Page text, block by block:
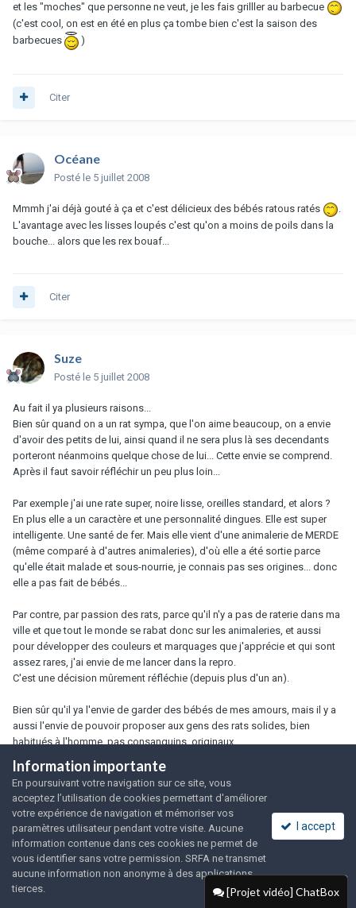
et les "moches" que personne ne veut, je les fais grilller au barbecue
(c'est cool, on est en été en plus ça tombe bien c'est la saison des
barbecues
)
Citer
Océane
Posté le 5 juillet 2008
Mmmh j'ai déjà gouté à ça et c'est délicieux des bébés ratous ratés
.
L'avantage avec les lisses loupés c'est qu'on a moins de poils dans la
bouche... alors que les rex bouaf...
Citer
Suze
Posté le 5 juillet 2008
Au fait il ya plusieurs raisons...
Bien sûr quand on a un rat sympa, que l'on aime beaucoup, on a envie
d'avoir des petits de lui, ainsi quand il ne sera plus là ses decendants
porteront néanmoins quelque chose de lui... Cette envie se comprend.
Après il faut savoir réfléchir un peu plus loin...
Par exemple j'ai une rate super, noire lisse, oreilles standard, et alors ?
En plus elle a un caractère et une personnalité dingues. Elle est super
intelligente. Une santé de fer. Mais elle vient d'une animalerie de MERDE
(même comparé à d'autres animaleries), d'où elle a été sortie parce
qu'elle était malade et sous-nourrie, je connais pas ses origines... donc
elle a pas fait de bébés...
Par contre, par passion des rats, parce qu'il n'y a pas de raterie dans ma
ville et que tout le monde se rabat donc sur les animaleries, et aussi
pour développer des couleurs et marquages que j'apprécie et qui sont
assez rares, j'ai envie de me lancer dans la repro.
C'est une décision mûrement réfléchie (depuis plus d'un an).
Bien sûr qu'il ya l'envie de garder des bébés de mes amours, mais il y a
aussi l'envie de pouvoir proposer aux gens des rats solides, bien
habitués à l'homme, pas consanguins, originaux...
Donc pour toutes ses raisons bah y'a pas de raison de repondre a ce
sondage... Je ne vois pas ce que cela apporte hormis colporter des
ragots...
Il y a l'envie aussi d'avoir mes rats à moi depuis leur naissance, mes
lignées à moi...
Et mes premières portées prévues seront celles de mes deux rates qui
viennent de chez une éleveuse sérieuse, avec des généalogies connues,
ainsi mes rats seront originaux et solides. Et comme je n'ai pas encore la
place pour avoir des mâles, je me renseigne le mieux possible sur les
[Projet vidéo] ChatBox
Information importante
En poursuivant votre navigation sur ce site, vous
acceptez l’utilisation de cookies permettant d'améliorer
votre expérience de navigation et mémoriser vos
paramètres utilisateur pendant votre visite. Aucune
information contenue dans ces cookies ne permet de
vous identifier sans votre permission. SRFA ne transmet
aucune information non anonyme à des applications
tierces.
I accept